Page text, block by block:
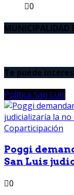
0
MUNICIPALIDAD
Te puede
Política San Luis
Poggi
San Luis
0